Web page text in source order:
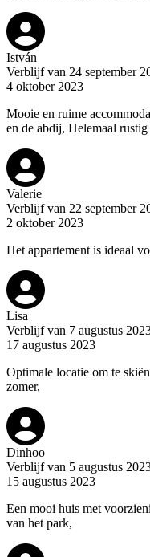
István
Verblijf van 24 september
4 oktober 2023
Mooie en ruime
en de abdij, Helemaal rustig
Valerie
Verblijf van 22 september
2 oktober 2023
Het appartement is ideaal
Lisa
Verblijf van 7 augustus
17 augustus 2023
Optimale locatie om te
zomer,
Dinhoo
Verblijf van 5 augustus
15 augustus 2023
Een mooi huis met
van het park,